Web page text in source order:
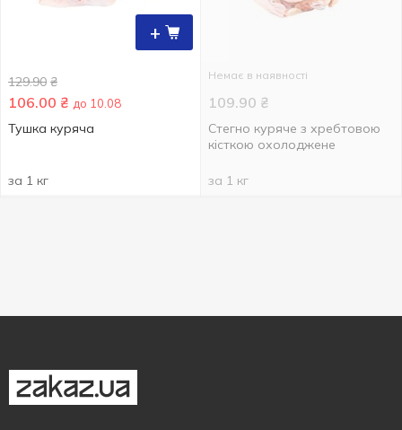
+
129.90 ₴
106.00 ₴ до 10.08
Тушка куряча
за 1 кг
Немає в наявності
109.90 ₴
Стегно куряче з хребтовою
кісткою охолоджене
за 1 кг